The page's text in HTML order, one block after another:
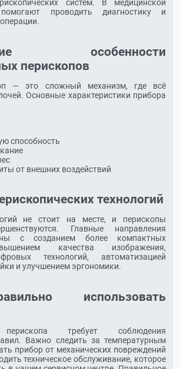
систем. В медицинской
проводить диагностику и
особенности
перископов
— это сложный механизм, где всё
Основные характеристики прибора
способность
от внешних воздействий
технологий
не стоит на месте, и перископы
Главные направления
с созданием более компактных
качества изображения,
технологий, автоматизацией
и улучшением эргономики.
использовать
перископа требует соблюдения
Важно следить за температурным
прибор от механических повреждений
техническое обслуживание, которое